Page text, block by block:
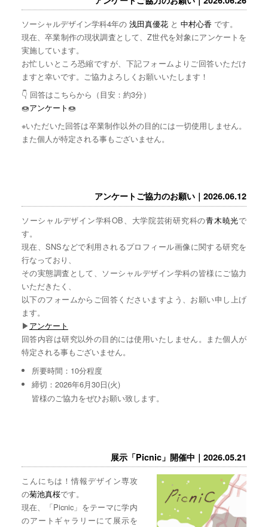
ソーシャルデザイン学科4年の 浅田真優花と 中村心香 です。
現在、卒業制作の現状調査として、Z世代を対象にアンケートを
実施しています。
お忙しいところ恐縮ですが、下記フォームよりご回答いただけ
ますと幸いです。ご協力よろしくお願いいたします！
👇 回答はこちらから（目安：約3分）
🍩アンケート🍩
※いただいた回答は卒業制作以外の目的には一切使用しません。
また個人が特定される事もございません。
アンケートご協力のお願い｜2026.06.12
ソーシャルデザイン学科OB、大学院芸術研究科の青木暁光で
す。
現在、SNSなどで利用されるプロフィール画像に関する研究を
行なっており、
その実態調査として、ソーシャルデザイン学科の皆様にご協力
いただきたく、
以下のフォームからご回答くださいますよう、お願い申し上げ
ます。
▶︎アンケート
回答内容は研究以外の目的には使用いたしません。また個人が
特定される事もございません。
所要時間：10分程度
締切：2026年6月30日(火)
皆様のご協力をぜひお願い致します。
展示「Picnic」開催中｜2026.05.21
こんにちは！情報デザイン専攻
の菊池真桜です。
現在、「Picnic」をテーマに学内
のアートギャラリーにて展示を